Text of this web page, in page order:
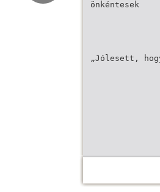
önkéntesek
„Jólesett,